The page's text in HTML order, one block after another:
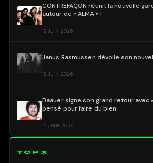
CONTREFAÇON réunit la nouvelle
autour de « ALMA » !
19 JUIN 2026
Janus Rasmussen dévoile son
19 JUIN 2026
Baauer signe son grand retour avec
pensé pour faire du bien
12 JUIN 2026
TOP 3